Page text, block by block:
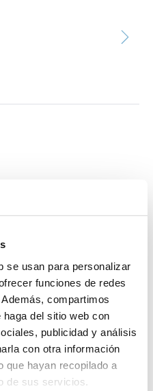
se usan para personalizar
funciones de redes
compartimos
del sitio web con
publicidad y análisis
con otra información
que hayan recopilado a
de sus servicios.
con dos barras de
COA
Regístrate para
descargas